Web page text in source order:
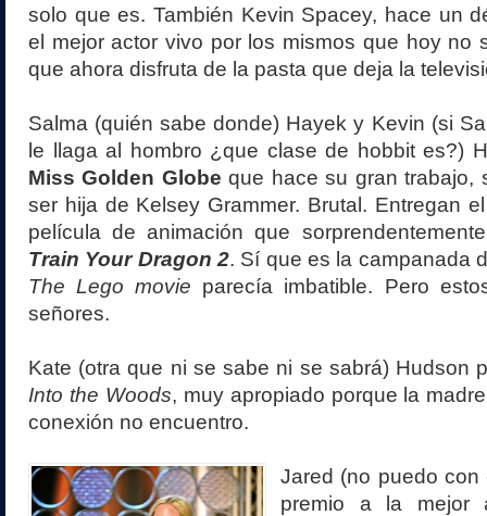
solo que es. También Kevin Spacey, hace un
el mejor actor vivo por los mismos que hoy no
que ahora disfruta de la pasta que deja la
Salma (quién sabe donde) Hayek y Kevin (si
le llaga al hombro ¿que clase de hobbit es?)
Miss Golden Globeque hace su gran trabajo,
ser hija de Kelsey Grammer. Brutal. Entregan
película de animación que
Train Your Dragon 2. Sí que es la campanada
The Lego movie parecía imbatible. Pero
señores.
Kate (otra que ni se sabe ni se sabrá) Hudson
Into the Woods, muy apropiado porque la
conexión no encuentro.
Jared (no puedo con
premio a la mejor